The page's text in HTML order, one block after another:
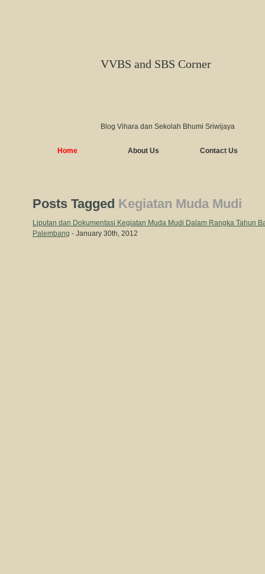
VVBS and SBS Corner
Blog Vihara dan Sekolah Bhumi Sriwijaya
Home About Us Contact Us
Posts Tagged Kegiatan Muda Mudi
Liputan dan Dokumentasi Kegiatan Muda Mudi Dalam Rangka Tahun
Palembang - January 30th, 2012